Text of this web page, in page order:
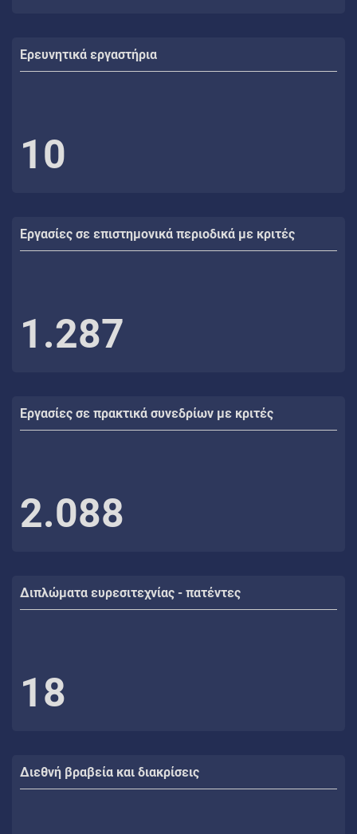
Ερευνητικά εργαστήρια
10
Εργασίες σε επιστημονικά περιοδικά με κριτές
1.287
Εργασίες σε πρακτικά συνεδρίων με κριτές
2.088
Διπλώματα ευρεσιτεχνίας - πατέντες
18
Διεθνή βραβεία και διακρίσεις